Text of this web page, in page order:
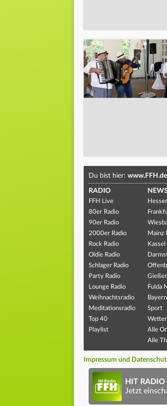
Du bist hier: www.FFH.de
RADIO
FFH Live
80er Radio
90er Radio
2000er Radio
Rock Radio
Oldie Radio
Schlager Radio
Party Radio
Lounge Radio
Weihnachtsradio
Meditationsradio
Top 40
Playlist
NEWS
Mainz
Fulda
Sport
Wetter
Alle
Alle
Impressum und
HIT RADIO
Jetzt